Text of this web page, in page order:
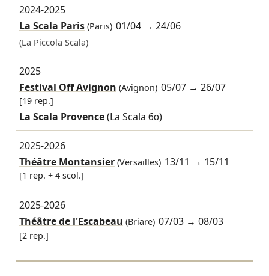
2024-2025
La Scala Paris(Paris) 01/04 →24/06
(La Piccola Scala)
2025
Festival Off Avignon (Avignon) 05/07 →26/07
[19 rep.]
La Scala Provence(La Scala 60)
2025-2026
Théâtre Montansier(Versailles) 13/11 → 15/11
[1 rep. + 4 scol.]
2025-2026
Théâtre de l'Escabeau (Briare) 07/03 →08/03
[2 rep.]